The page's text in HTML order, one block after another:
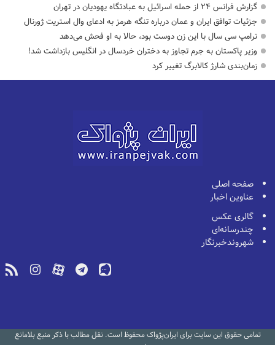
گزارش فرانس ۲۴ از حمله اسرائیل به عبادتگاه یهودیان در تهران
جزئیات توافق ایران و عمان درباره تنگه هرمز به ادعای وال استریت ژورنال
ترامپ سی سال با این زن دوست بود، حالا به او فحش می‌دهد
وزیر پاکستان به جرم تجاوز به دختران خردسال در انگلیس بازداشت شد!
زمان‌بندی شارژ کالابرگ تغییر کرد
صفحه اصلی
عناوین اخبار
گالری عکس
چندرسانه‌ای
شهروندخبرنگار
تمامی حقوق این سایت برای ایران‌پژواک محفوظ است. نقل مطالب با ذکر منبع بلامانع